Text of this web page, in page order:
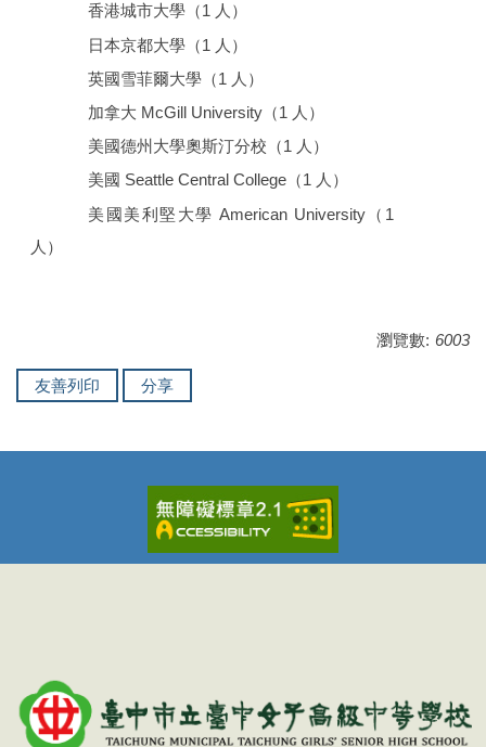
香港城市大學（1 人）
日本京都大學（1 人）
英國雪菲爾大學（1 人）
加拿大 McGill University （1 人）
美國德州大學奧斯汀分校（1 人）
美國 Seattle Central College （1 人）
美國美利堅大學 American University（ 1
人）
瀏覽數: 6003
友善列印 分享